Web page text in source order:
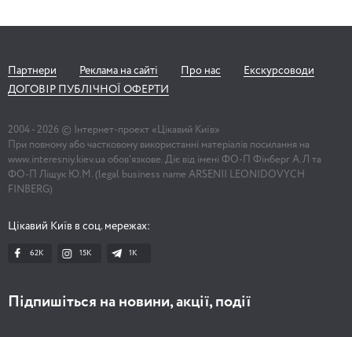
Партнери Реклама на сайті Про нас
Екскурсоводи
ДОГОВІР ПУБЛІЧНОЇ ОФЕРТИ
2004 - 2026 © Інтернет-проект «Цікавий Київ»
При повному або частковому використанні матеріалів посилання на
www.interesniy.kiev.ua обов'язкове. Діє від імені ФО-П Фінберг А.Л та
ФО-П Ліщук Ю.М. (legal business name ARSENII LEONIDOVYCH
FINBERG)
Цікавий Київ в соц. мережах:
62K 15K 1К
Підпишіться на новини, акції, події